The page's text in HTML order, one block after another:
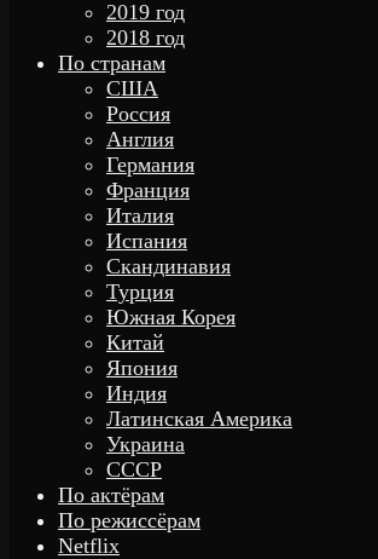
2019 год
2018 год
По странам
США
Россия
Англия
Германия
Франция
Италия
Испания
Скандинавия
Турция
Южная Корея
Китай
Япония
Индия
Латинская Америка
Украина
СССР
По актёрам
По режиссёрам
Netflix